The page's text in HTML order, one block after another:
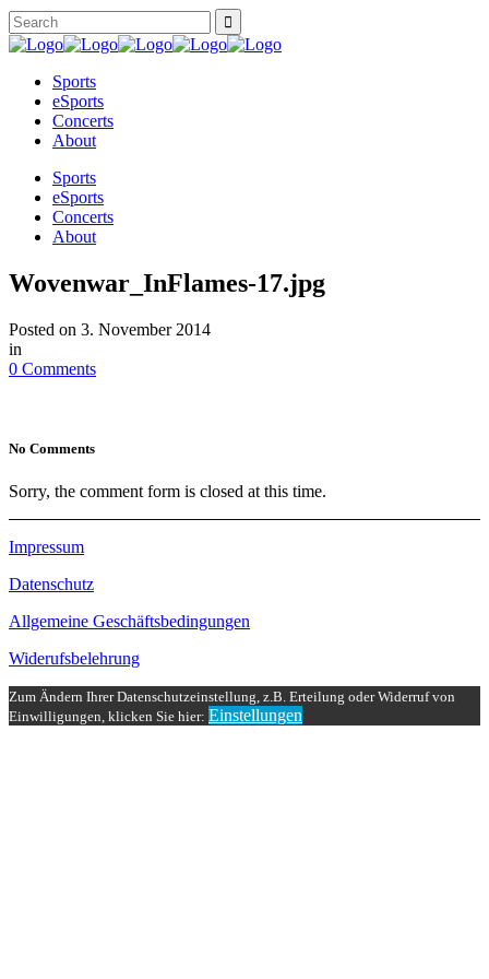
Sports
eSports
Concerts
About
Sports
eSports
Concerts
About
Wovenwar_InFlames-17.jpg
Posted on 3. November 2014
in
0 Comments
No Comments
Sorry, the comment form is closed at this time.
Impressum
Datenschutz
Allgemeine Geschäftsbedingungen
Widerufsbelehrung
Zum Ändern Ihrer Datenschutzeinstellung, z.B. Erteilung oder Widerruf von
Einwilligungen, klicken Sie hier: Einstellungen